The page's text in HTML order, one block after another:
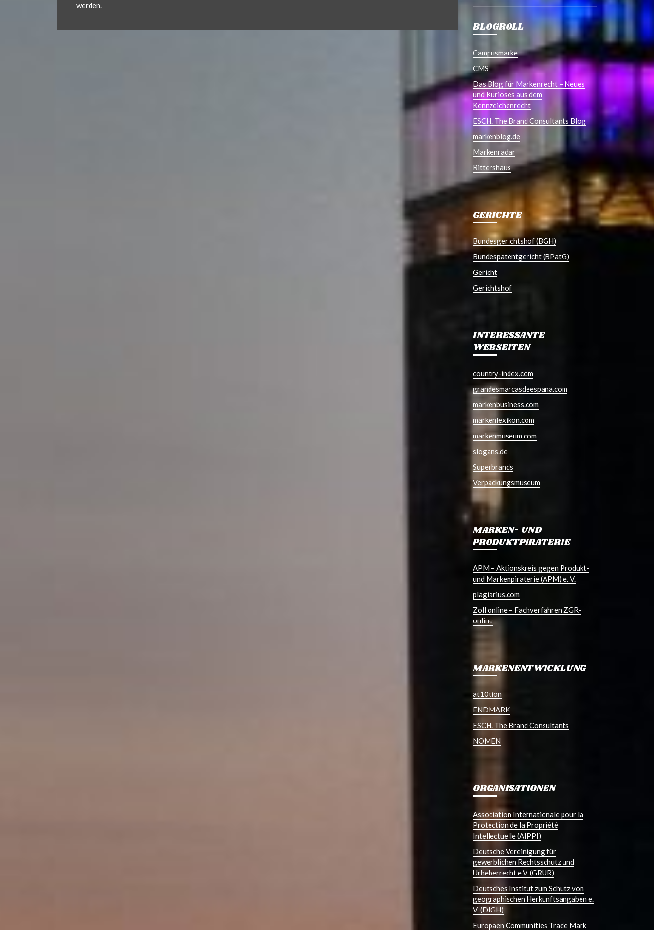
werden.
BLOGROLL
Campusmarke
CMS
Das Blog für Markenrecht – Neues
und Kurioses aus dem
Kennzeichenrecht
ESCH. The Brand Consultants Blog
markenblog.de
Markenradar
Rittershaus
GERICHTE
Bundesgerichtshof (BGH)
Bundespatentgericht (BPatG)
Gericht
Gerichtshof
INTERESSANTE
WEBSEITEN
country-index.com
grandesmarcasdeespana.com
markenbusiness.com
markenlexikon.com
markenmuseum.com
slogans.de
Superbrands
Verpackungsmuseum
MARKEN- UND
PRODUKTPIRATERIE
APM – Aktionskreis gegen Produkt-
und Markenpiraterie (APM) e. V.
plagiarius.com
Zoll online – Fachverfahren ZGR-
online
MARKENENTWICKLUNG
at10tion
ENDMARK
ESCH. The Brand Consultants
NOMEN
ORGANISATIONEN
Association Internationale pour la
Protection de la Propriété
Intellectuelle (AIPPI)
Deutsche Vereinigung für
gewerblichen Rechtsschutz und
Urheberrecht e.V. (GRUR)
Deutsches Institut zum Schutz von
geographischen Herkunftsangaben e.
V. (DIGH)
Europaen Communities Trade Mark